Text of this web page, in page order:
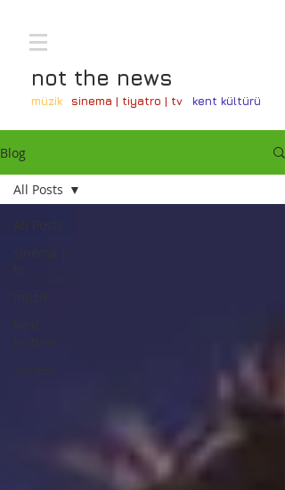
not the news
müzik sinema | tiyatro | tv kent kültürü
Blog
All Posts
sinema |
tv
müzik
kent
kültürü
söyleşi
All Posts